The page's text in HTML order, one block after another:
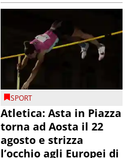
SPORT
Atletica: Asta in Piazza
torna ad Aosta il 22
agosto e strizza
l’occhio agli Europei di